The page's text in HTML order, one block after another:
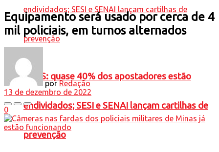
BETS: quase 40% dos apostadores estão
endividados; SESI e SENAI lançam cartilhas de
prevenção
Equipamento será usado por cerca de 4
mil policiais, em turnos alternados
por Redação
13 de dezembro de 2022
0